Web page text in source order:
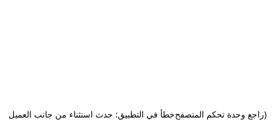
خطأ في التطبيق: حدث استثناء من جانب العميل(راجع وحدة تحكم المتصفح